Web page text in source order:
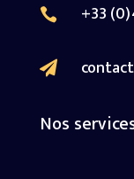
 +33

Nos